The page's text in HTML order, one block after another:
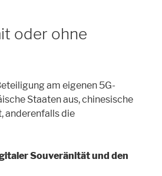
oder ohne
am eigenen 5G-
Staaten aus, chinesische
anderenfalls die
Souveränität und den